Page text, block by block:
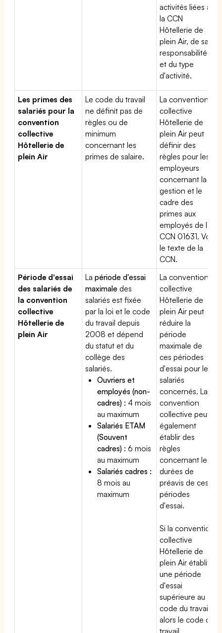
activités liées à
la CCN
Hôtellerie de
plein Air, de sa
responsabilité
et du type
d'activité.
Les primes des
salariés pour la
convention
collective
Hôtellerie de
plein Air
Le code du travail
ne définit pas de
règles ou de
minimum
concernant les
primes de salaire.
La convention
collective
Hôtellerie de
plein Air peut
définir des
règles pour les
employeurs
concernant la
gestion et le
cadre des
primes aux
employés de la
CCN 01631. Voir
le texte de la
CCN.
Période d'essai
des salariés de
la convention
collective
Hôtellerie de
plein Air
Lapériode d'essai
maximale des
salariés est fixée
par la loi et le code
du travail depuis
2008 et dépend
du statut et du
collège des
salariés.
Ouvriers et
employés (non-
cadres) : 4 mois
au maximum
Salariés ETAM
(Souvent
cadres) : 6 mois
au maximum
Salariés cadres :
8 mois au
maximum
La convention
collective
Hôtellerie de
plein Air peut
réduire la
période
maximale de
ces périodes
d'essai pour les
salariés
concernés. La
convention
collective peut
également
établir des
règles
concernant les
durées de
préavis de ces
périodes
d'essai.
Si la convention
collective
Hôtellerie de
plein Air établit
une période
d'essai
supérieure au
code du travail,
alors le code du
travail